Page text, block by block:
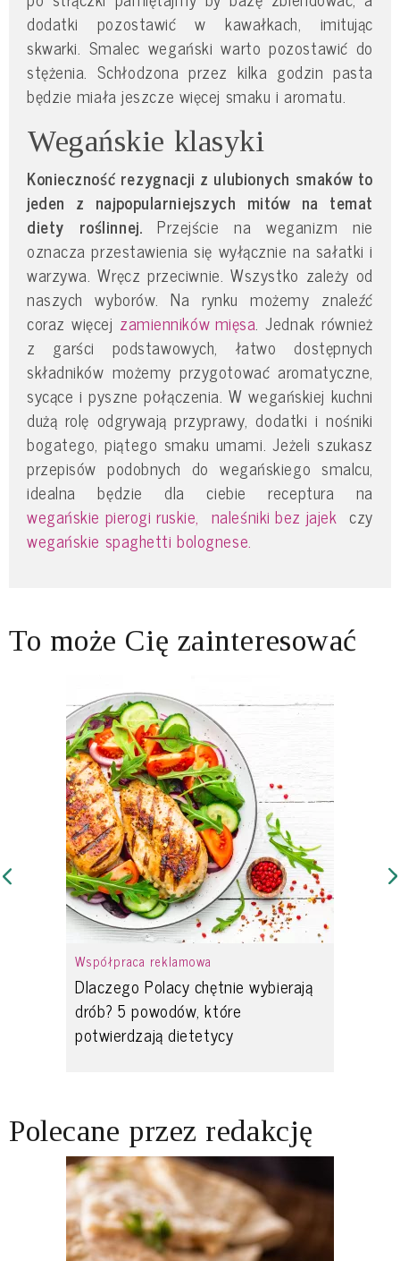
dodatki pozostawić w kawałkach, imitując
skwarki. Smalec wegański warto pozostawić do
stężenia. Schłodzona przez kilka godzin pasta
będzie miała jeszcze więcej smaku i aromatu.
Wegańskie klasyki
Konieczność rezygnacji z ulubionych smaków to
jeden z najpopularniejszych mitów na temat
diety roślinnej. Przejście na weganizm nie
oznacza przestawienia się wyłącznie na sałatki i
warzywa. Wręcz przeciwnie. Wszystko zależy od
naszych wyborów. Na rynku możemy znaleźć
coraz więcej zamienników mięsa. Jednak również
z garści podstawowych, łatwo dostępnych
składników możemy przygotować aromatyczne,
sycące i pyszne połączenia. W wegańskiej kuchni
dużą rolę odgrywają przyprawy, dodatki i nośniki
bogatego, piątego smaku umami. Jeżeli szukasz
przepisów podobnych do wegańskiego smalcu,
idealna będzie dla ciebie receptura na
wegańskie pierogi ruskie, naleśniki bez jajek czy
wegańskie spaghetti bolognese.
To może Cię zainteresować
Współpraca reklamowa
Dlaczego Polacy chętnie wybierają
drób? 5 powodów, które
potwierdzają dietetycy
Polecane przez redakcję